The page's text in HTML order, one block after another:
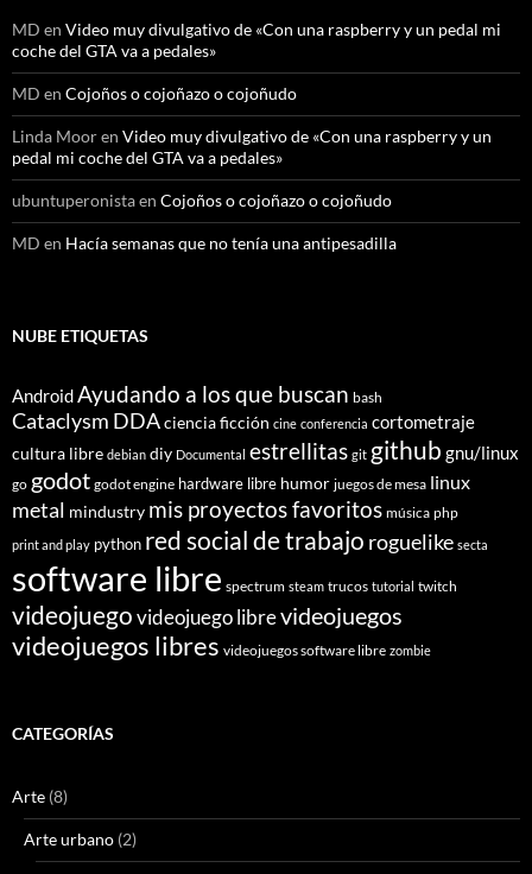
MD en Video muy divulgativo de «Con una raspberry y un pedal mi
coche del GTA va a pedales»
MD en Cojoños o cojoñazo o cojoñudo
Linda Mooren Video muy divulgativo de «Con una raspberry y un
pedal mi coche del GTA va a pedales»
ubuntuperonistaen Cojoños o cojoñazo o cojoñudo
MD en Hacía semanas que no tenía una antipesadilla
NUBE ETIQUETAS
AndroidAyudando a los que buscan bash
Cataclysm DDAciencia ficción cine conferencia cortometraje
cultura libre debian diy Documental estrellitas git github gnu/linux
go godot godot engine hardware libre humor juegos de mesa linux
metal mindustry mis proyectos favoritos música php
print and play python red social de trabajo roguelike secta
software libre spectrum steam trucos tutorial twitch
videojuegovideojuego librevideojuegos
videojuegos libres videojuegos software libre zombie
CATEGORÍAS
Arte (8)
Arte urbano (2)